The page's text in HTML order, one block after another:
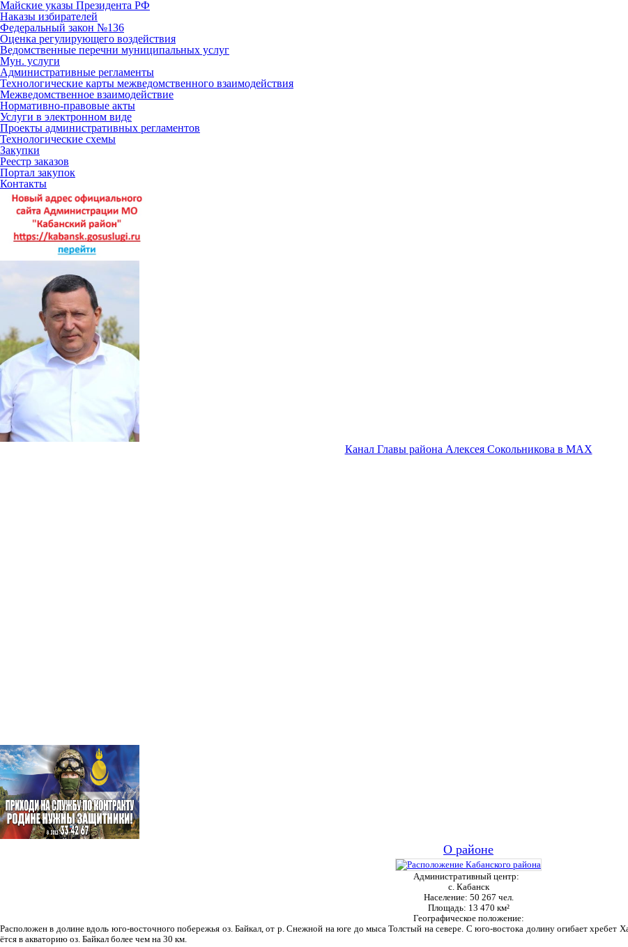
Майские указы Президента РФ
Наказы избирателей
Федеральный закон №136
Оценка регулирующего воздействия
Ведомственные перечни муниципальных услуг
Мун. услуги
Административные регламенты
Технологические карты межведомственного взаимодействия
Межведомственное взаимодействие
Нормативно-правовые акты
Услуги в электронном виде
Проекты административных регламентов
Технологические схемы
Закупки
Реестр заказов
Портал закупок
Контакты
Канал Главы района Алексея Сокольникова в MAX
О районе
Административный центр:
с. Кабанск
Население: 50 267 чел.
Площадь: 13 470 км²
Географическое положение:
Рас­положен в долине вдоль юго-восточного побережья оз. Байкал, от р. Снежной на юге до мыса Толстый на севере. С юго-востока долину огибает хребет
ётся в акваторию оз. Байкал более чем на 30 км.